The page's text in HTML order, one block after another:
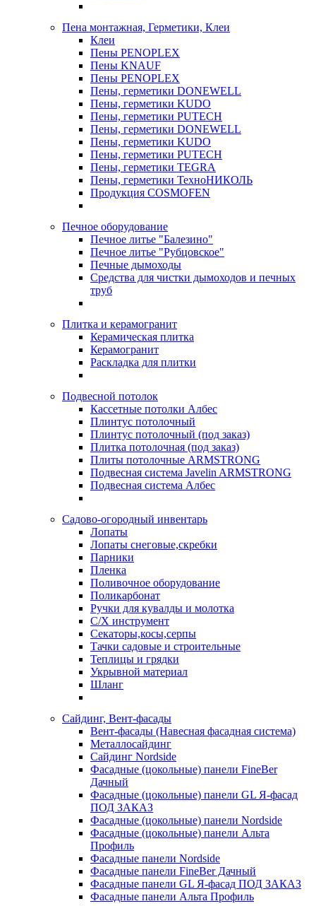
Пена монтажная, Герметики, Клеи
Клеи
Пены PENOPLEX
Пены KNAUF
Пены PENOPLEX
Пены, герметики DONEWELL
Пены, герметики KUDO
Пены, герметики PUTECH
Пены, герметики DONEWELL
Пены, герметики KUDO
Пены, герметики PUTECH
Пены, герметики TEGRA
Пены, герметики ТехноНИКОЛЬ
Продукция COSMOFEN
Печное оборудование
Печное литье "Балезино"
Печное литье "Рубцовское"
Печные дымоходы
Средства для чистки дымоходов и печных
труб
Плитка и керамогранит
Керамическая плитка
Керамогранит
Раскладка для плитки
Подвесной потолок
Кассетные потолки Албес
Плинтус потолочный
Плинтус потолочный (под заказ)
Плитка потолочная (под заказ)
Плиты потолочные ARMSTRONG
Подвесная система Javelin ARMSTRONG
Подвесная система Албес
Садово-огородный инвентарь
Лопаты
Лопаты снеговые,скребки
Парники
Пленка
Поливочное оборудование
Поликарбонат
Ручки для кувалды и молотка
С/Х инструмент
Секаторы,косы,серпы
Тачки садовые и строительные
Теплицы и грядки
Укрывной материал
Шланг
Сайдинг, Вент-фасады
Вент-фасады (Навесная фасадная система)
Металлосайдинг
Сайдинг Nordside
Фасадные (цокольные) панели FineBer
Дачный
Фасадные (цокольные) панели GL Я-фасад
ПОД ЗАКАЗ
Фасадные (цокольные) панели Nordside
Фасадные (цокольные) панели Альта
Профиль
Фасадные панели Nordside
Фасадные панели FineBer Дачный
Фасадные панели GL Я-фасад ПОД ЗАКАЗ
Фасадные панели Альта Профиль